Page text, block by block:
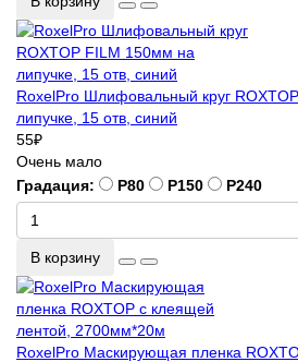
RoxelPro Шлифовальный круг
липучке, 15 отв, синий
55₽
Очень мало
Градация:
P80 P150 P240
В корзину
RoxelPro Маскирующая пленка